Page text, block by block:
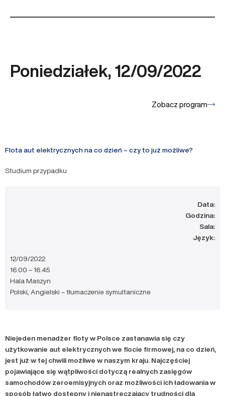
Poniedziałek, 12/09/2022
Zobacz program
Flota aut elektrycznych na co dzień – czy to już możliwe?
Studium przypadku
Data:
Godzina:
Sala:
Język:
12/09/2022
16.00 – 16.45
Hala Maszyn
Polski, Angielski – tłumaczenie symultaniczne
Niejeden menadżer floty w Polsce zastanawia się czy
użytkowanie aut elektrycznych we flocie firmowej, na co dzień,
jest już w tej chwili możliwe w naszym kraju. Najczęściej
pojawiające się wątpliwości dotyczą realnych zasięgów
samochodów zeroemisyjnych oraz możliwości ich ładowania w
sposób łatwo dostępny i nienastręczający trudności dla